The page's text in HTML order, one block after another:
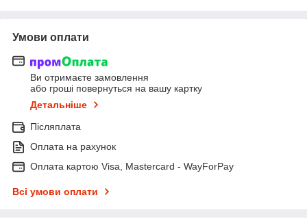
Умови оплати
Ви отримаєте замовлення
або гроші повернуться на вашу картку
Детальніше
Післяплата
Оплата на рахунок
Оплата картою Visa, Mastercard - WayForPay
Всі умови оплати